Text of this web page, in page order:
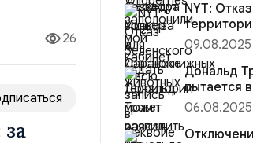
26
NYT:
Дональда
09.08.2025
Дональд
пытается
конфликта
06.08.2025